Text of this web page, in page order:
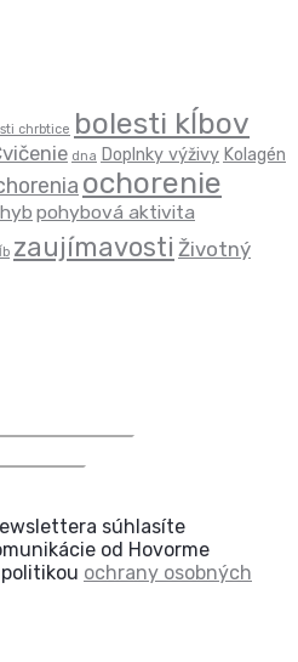
chrbtice bolesti kĺbov
dna Doplnky výživy Kolagén
ochorenie
pohybová aktivita
zaujímavosti Životný
súhlasíte
od Hovorme
ochrany osobných